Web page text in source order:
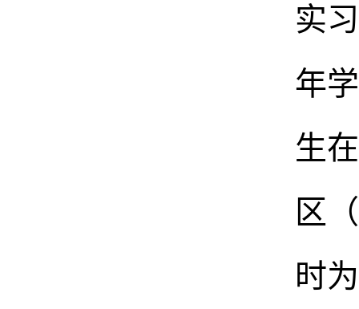
实
年
生
区
时